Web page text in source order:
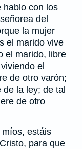
hablo con los
del
la mujer
el marido vive
el marido, libre
el
de otro varón;
la ley; de tal
de otro
estáis
para que